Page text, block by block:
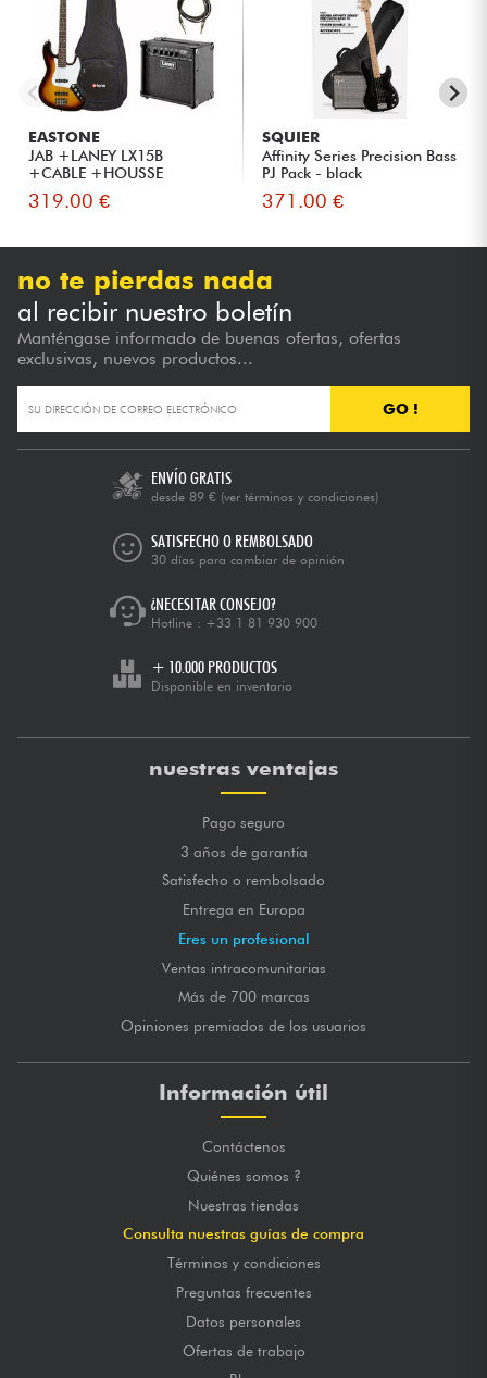
EASTONE
JAB +LANEY LX15B
+CABLE +HOUSSE
+COURROIE + Housse...
319.00 €
SQUIER
Affinity Series Precision Bass
PJ Pack - black
371.00 €
no te pierdas nada
al recibir nuestro boletín
Manténgase informado de buenas ofertas, ofertas
exclusivas, nuevos productos...
GO !
ENVÍO GRATIS
desde 89 € (ver términos y condiciones)
SATISFECHO O REMBOLSADO
30 días para cambiar de opinión
¿NECESITAR CONSEJO?
Hotline : +33 1 81 930 900
+ 10.000 PRODUCTOS
Disponible en inventario
nuestras ventajas
Pago seguro
3 años de garantía
Satisfecho o rembolsado
Entrega en Europa
Eres un profesional
Ventas intracomunitarias
Más de 700 marcas
Opiniones premiados de los usuarios
Información útil
Contáctenos
Quiénes somos ?
Nuestras tiendas
Consulta nuestras guías de compra
Términos y condiciones
Preguntas frecuentes
Datos personales
Ofertas de trabajo